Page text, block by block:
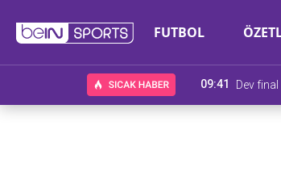
FUTBOL
09:41 Dev